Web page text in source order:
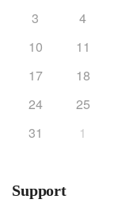
3
4
10
11
17
18
24
25
31
1
Support